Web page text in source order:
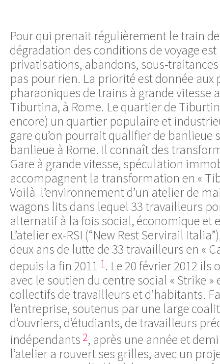
Pour qui prenait régulièrement le train
dégradation des conditions de voyage
privatisations, abandons, sous-traitances
pas pour rien. La priorité est donnée aux
pharaoniques de trains à grande vitesse
Tiburtina, à Rome. Le quartier de
encore) un quartier populaire et
gare qu’on pourrait qualifier de banlieue
banlieue à Rome. Il connaît des
Gare à grande vitesse, spéculation
accompagnent la transformation en «
Voilà l’environnement d’un atelier de
wagons lits dans lequel 33 travailleurs
alternatif à la fois social, économique
L’atelier ex-RSI (“New Rest Servirail
deux ans de lutte de 33 travailleurs en «
depuis la fin 2011 1. Le 20 février 2012 ils
avec le soutien du centre social « Strike »
collectifs de travailleurs et d’habitants.
l’entreprise, soutenus par une large
d’ouvriers, d’étudiants, de travailleurs
indépendants 2, après une année et
l’atelier a rouvert ses grilles, avec un